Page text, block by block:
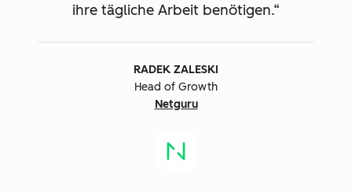
ihre tägliche Arbeit benötigen.
RADEK ZALESKI
Head of Growth
Netguru